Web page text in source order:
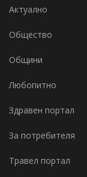
Актуално
Общество
Общини
Любопитно
Здравен портал
За потребителя
Травел портал